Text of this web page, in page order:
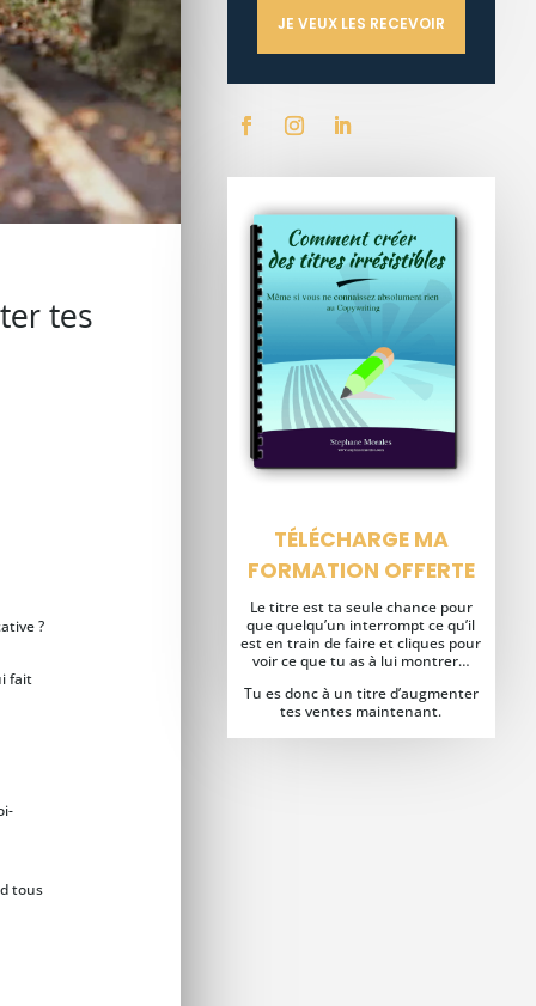
tes
?
fait
tous
JE VEUX LES RECEVOIR
TÉLÉCHARGE MA
FORMATION OFFERTE
Le titre est ta seule chance pour
que quelqu’un interrompt ce qu’il
est en train de faire et cliques pour
voir ce que tu as à lui montrer…
Tu es donc à un titre d’augmenter
tes ventes maintenant.